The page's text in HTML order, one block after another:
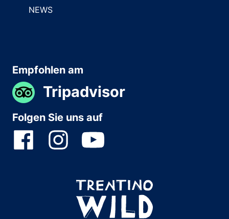
NEWS
Empfohlen am
Tripadvisor
Folgen Sie uns auf